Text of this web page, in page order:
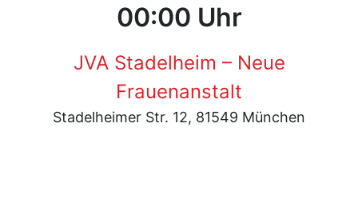
00:00 Uhr
JVA Stadelheim – Neue
Frauenanstalt
Stadelheimer Str. 12, 81549 München